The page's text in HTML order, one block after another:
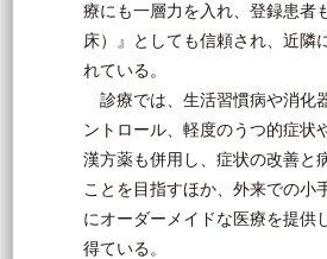
療にも一層力を入れ、登録患者
床）』としても信頼され、近隣
れている。
診療では、生活習慣病や消化
ントロール、軽度のうつ的症状
漢方薬も併用し、症状の改善と
ことを目指すほか、外来での小
にオーダーメイドな医療を提供
得ている。